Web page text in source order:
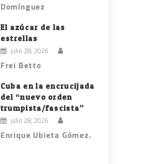
Domínguez
El azúcar de las
estrellas
julio 28, 2026
Frei Betto
Cuba en la encrucijada
del “nuevo orden
trumpista/fascista”
julio 28, 2026
Enrique Ubieta Gómez.